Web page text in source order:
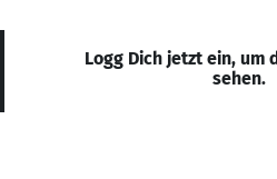
Logg Dich jetzt ein, um
sehen.